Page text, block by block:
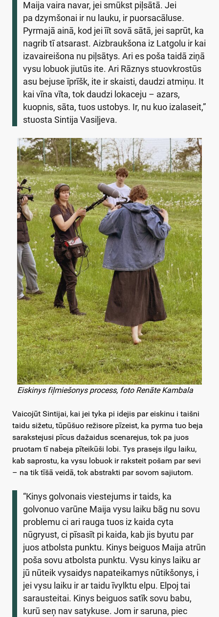
Maija vaira navar, jei smūkst piļsātā. Jei
pa dzymšonai ir nu lauku, ir puorsacāluse.
Pyrmajā ainā, kod jei īīt sovā sātā, jei saprūt, ka
nagrib tī atsarast. Aizbraukšona iz Latgolu ir kai
izavaireišona nu piļsātys. Ari es poša taidā ziņā
vysu lobuok jiutūs ite. Ari Rāznys stuovkrostūs
asu bejuse īprīšk, ite ir skaisti, daudzi atmiņu. It
kai vīna vīta, tok daudzi lokaceju – azars,
kuopnis, sāta, tuos ustobys. Ir, nu kuo izalaseit,”
stuosta Sintija Vasiļjeva.
Eiskinys fiļmiešonys process, foto Renāte Kambala
Vaicojūt Sintijai, kai jei tyka pi idejis par eiskinu i taišni
taidu sižetu, tūpūšuo režisore pīzeist, ka pyrma tuo beja
sarakstejusi pīcus dažaidus scenarejus, tok pa juos
pruotam tī nabeja pīteikūši lobi. Tys prasejs ilgu laiku,
kab saprostu, ka vysu lobuok ir raksteit pošam par sevi
– na tik tīšā veidā, tok abstrakti par sovom sajiutom.
“Kinys golvonais viestejums ir taids, ka
golvonuo varūne Maija vysu laiku bāg nu sovu
problemu ci ari rauga tuos iz kaida cyta
nūgryust, ci pīsasīt pi kaida, kab jis byutu par
juos atbolsta punktu. Kinys beiguos Maija atrūn
poša sovu atbolsta punktu. Vysu kinys laiku ar
jū nūteik vysaidys napateikamys nūtikšonys, i
jei vysu laiku ir ar taidu īvylktu elpu. Elpoj tai
sarausteitai. Kinys beiguos satīk sovu babu,
kurū seņ nav satykuse. Jom ir saruna, piec